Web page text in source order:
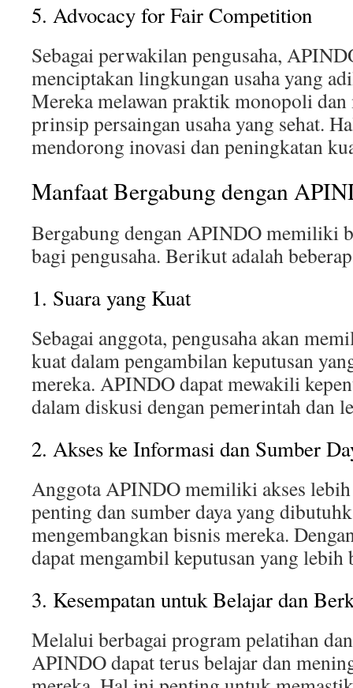
5. Advocacy for Fair Competition
Sebagai perwakilan pengusaha,
menciptakan lingkungan usaha yang
Mereka melawan praktik monopoli dan
prinsip persaingan usaha yang sehat.
mendorong inovasi dan peningkatan
Manfaat Bergabung dengan
Bergabung dengan APINDO memiliki
bagi pengusaha. Berikut adalah
1. Suara yang Kuat
Sebagai anggota, pengusaha akan
kuat dalam pengambilan keputusan
mereka. APINDO dapat mewakili
dalam diskusi dengan pemerintah dan
2. Akses ke Informasi dan Sumber
Anggota APINDO memiliki akses
penting dan sumber daya yang
mengembangkan bisnis mereka.
dapat mengambil keputusan yang lebih
3. Kesempatan untuk Belajar dan
Melalui berbagai program pelatihan
APINDO dapat terus belajar dan